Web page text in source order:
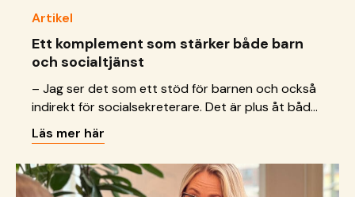
Artikel
Ett komplement som stärker både barn
och socialtjänst
– Jag ser det som ett stöd för barnen och också
indirekt för socialsekreterare. Det är plus åt båda
hållen, säger Minna Munther, nyutbildat
barnombud.
Läs mer här